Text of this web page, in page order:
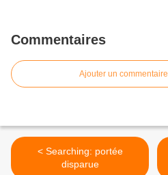
Commentaires
Ajouter un commentaire
< Searching: portée
disparue